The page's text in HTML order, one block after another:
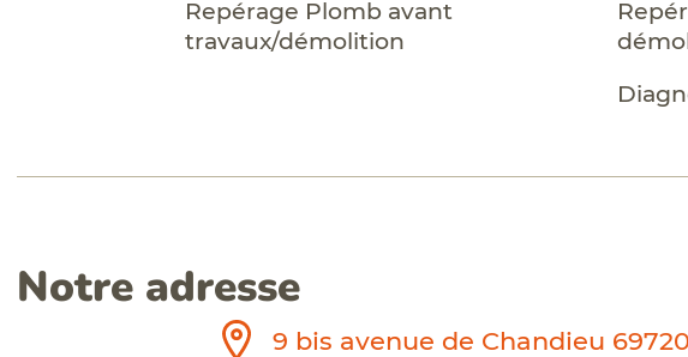
Repérage Plomb avant
travaux/démolition
Notre adresse
9 bis avenue de Chandieu